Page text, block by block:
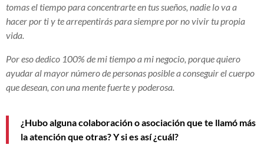
tomas el tiempo para concentrarte en tus sueños, nadie lo va a
hacer por ti y te arrepentirás para siempre por no vivir tu propia
vida.
Por eso dedico 100% de mi tiempo a mi negocio, porque quiero
ayudar al mayor número de personas posible a conseguir el cuerpo
que desean, con una mente fuerte y poderosa.
¿Hubo alguna colaboración o asociación que te llamó más
la atención que otras? Y si es así ¿cuál?